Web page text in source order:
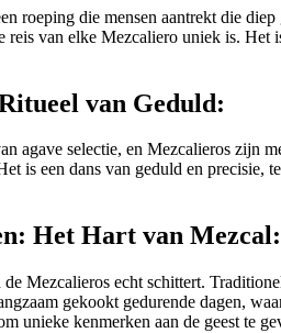
roeping die mensen aantrekt die
van elke Mezcaliero uniek is. Het
van Geduld:
agave selectie, en Mezcalieros zijn
is een dans van geduld en precisie,
Het Hart van Mezcal:
Mezcalieros echt schittert.
gekookt gedurende dagen,
unieke kenmerken aan de geest te